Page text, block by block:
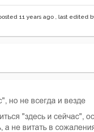
11 years ago , last edited
но не всегда и везде
"здесь и сейчас",
а не витать в